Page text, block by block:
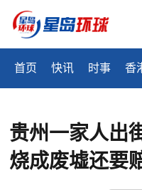
首页 快讯 时事 香
贵州一家人出
烧成废墟还要